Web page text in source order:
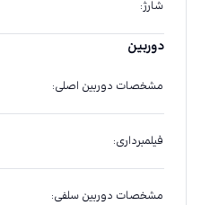
شارژ:
دوربین
مشخصات دوربین اصلی:
فیلمبرداری:
مشخصات دوربین سلفی: